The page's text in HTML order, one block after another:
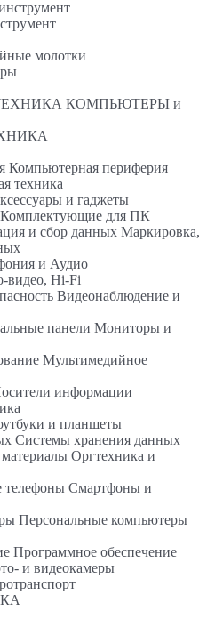
молотки
КОМПЬЮТЕРЫ и
Компьютерная периферия
техника
и гаджеты
Комплектующие для ПК
Маркировка,
и Аудио
видео, Hi-Fi
Видеонаблюдение и
Мониторы и
Мультимедийное
информации
и планшеты
Системы хранения данных
Оргтехника и
Смартфоны и
Персональные компьютеры
Программное обеспечение
и видеокамеры